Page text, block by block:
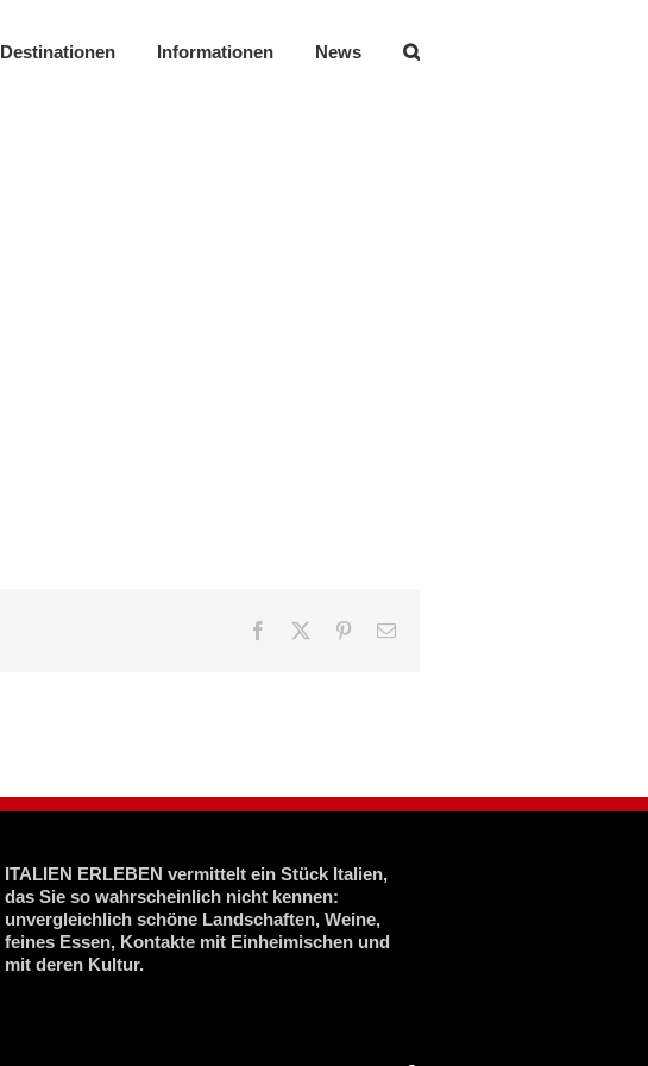
Destinationen Informationen News
Facebook Pinterest
E-
ITALIEN ERLEBEN vermittelt ein Stück Italien,
das Sie so wahrscheinlich nicht kennen:
unvergleichlich schöne Landschaften, Weine,
feines Essen, Kontakte mit Einheimischen und
mit deren Kultur.